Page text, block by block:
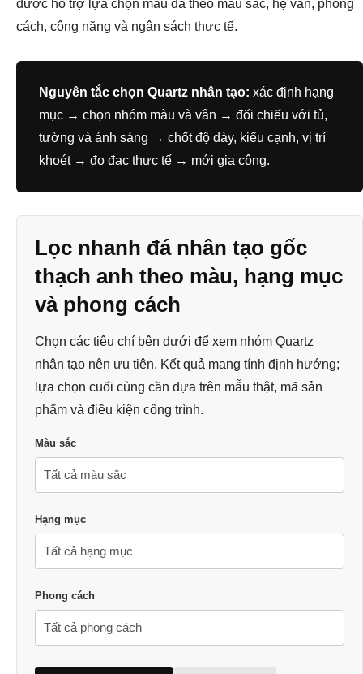
được hỗ trợ lựa chọn mẫu đá theo màu sắc, hệ vân, phong
cách, công năng và ngân sách thực tế.
Nguyên tắc chọn Quartz nhân tạo: xác định hạng
mục → chọn nhóm màu và vân → đối chiếu với tủ,
tường và ánh sáng → chốt độ dày, kiểu cạnh, vị trí
khoét → đo đạc thực tế → mới gia công.
Lọc nhanh đá nhân tạo gốc
thạch anh theo màu, hạng mục
và phong cách
Chọn các tiêu chí bên dưới để xem nhóm Quartz
nhân tạo nên ưu tiên. Kết quả mang tính định hướng;
lựa chọn cuối cùng cần dựa trên mẫu thật, mã sản
phẩm và điều kiện công trình.
Màu sắc
Hạng mục
Phong cách